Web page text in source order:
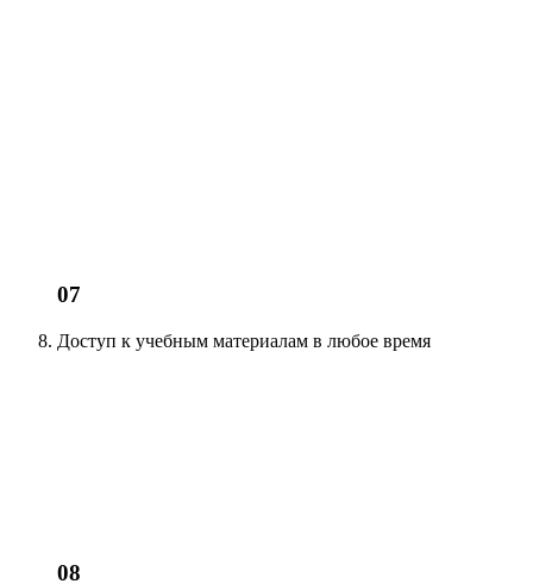
07
Доступ к учебным материалам в любое время
08